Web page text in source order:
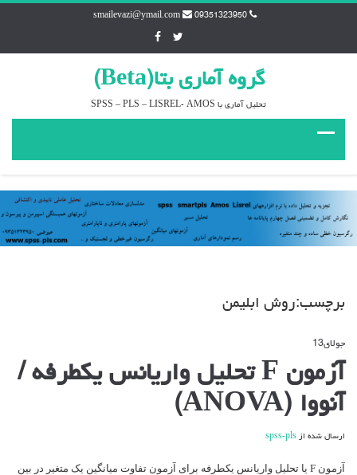
09351323950
smailevazi@ymail.com
گروه آماري بتا(Beta)
تحليل آماري با SPSS – PLS – LISREL- AMOS
برچسب:روش ابليمن
جولای13
آزمون
تحلیل
واریانس
/
آزمون F تحلیل واریانس یکطرفه /
آنووا (ANOVA)
ارسال شده از spss-pls
آزمون F یا تحلیل واریانس یکطرفه برای آزمون تفاوت میانگین یک متغیر در بین